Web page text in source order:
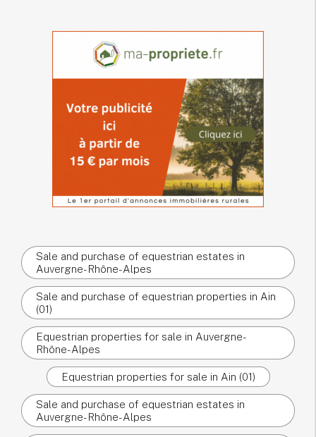
Sale and purchase of equestrian estates in
Auvergne-Rhône-Alpes
Sale and purchase of equestrian properties in Ain
(01)
Equestrian properties for sale in Auvergne-
Rhône-Alpes
Equestrian properties for sale in Ain (01)
Sale and purchase of equestrian estates in
Auvergne-Rhône-Alpes